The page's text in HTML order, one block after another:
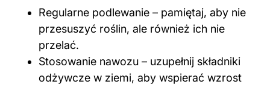
Regularne podlewanie – pamiętaj, aby nie
przesuszyć roślin, ale również ich nie
przelać.
Stosowanie nawozu – uzupełnij składniki
odżywcze w ziemi, aby wspierać wzrost